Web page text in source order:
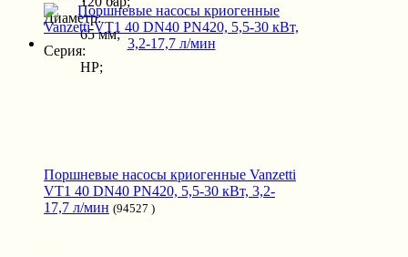
Диаметр:
65 мм;
Серия:
HP;
Поршневые насосы криогенные Vanzetti
VT1 40 DN40 PN420, 5,5-30 кВт, 3,2-
17,7 л/мин (94527 )